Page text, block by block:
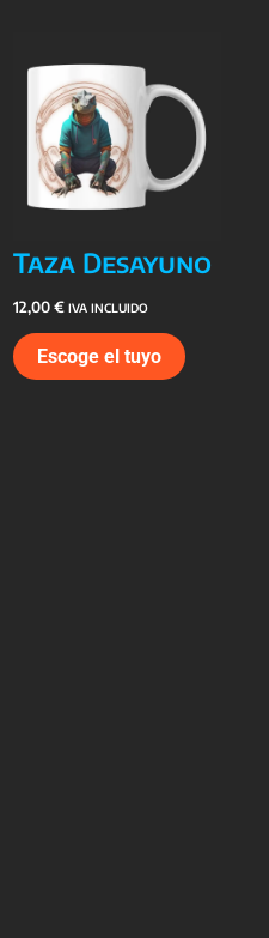
Taza Desayuno
12,00€ IVA INCLUIDO
Escoge el tuyo